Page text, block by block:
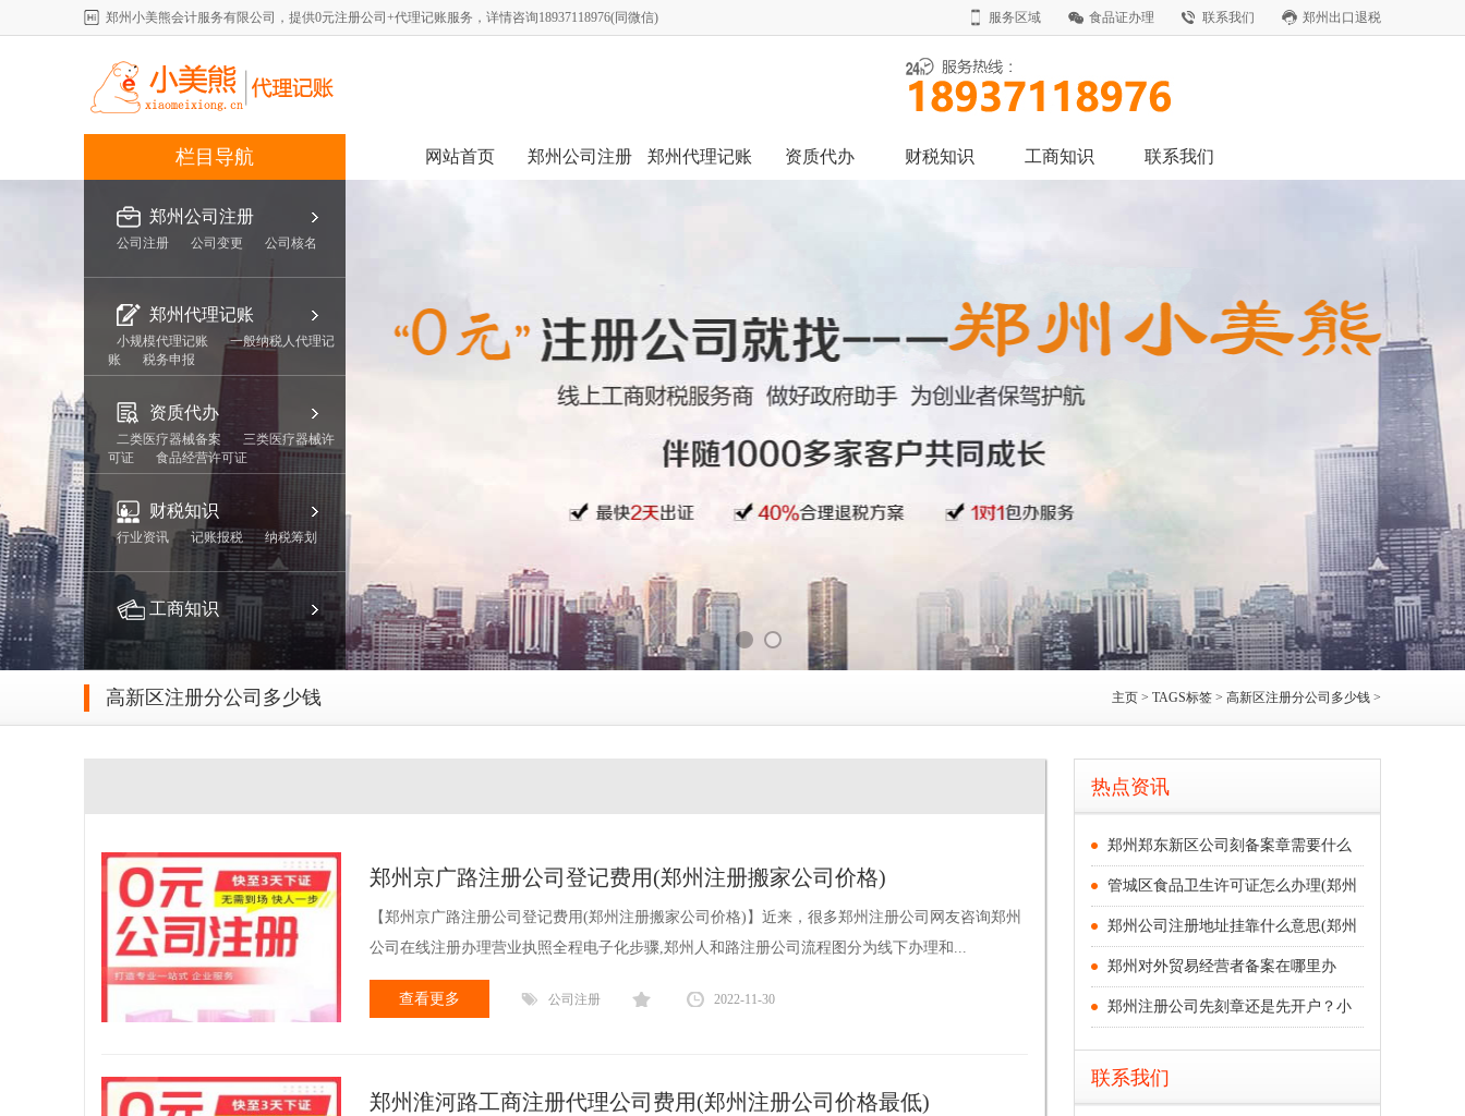
郑州小美熊会计服务有限公司，提供0元注册公司+代理记账服务，详情咨询18937118976(同微信) 服务区域 食品证办理 联系我们 郑州出口退税
栏目导航 网站首页 郑州公司注册 郑州代理记账 资质代办 财税知识 工商知识 联系我们
郑州公司注册
公司注册 公司变更 公司核名
郑州代理记账
小规模代理记账
一般纳税人代理记
账
税务申报
资质代办
二类医疗器械备案
三类医疗器械许
可证
食品经营许可证
财税知识
行业资讯 记账报税 纳税筹划
工商知识
高新区注册分公司多少钱 主页 > TAGS标签 > 高新区注册分公司多少钱 >
郑州京广路注册公司登记费用(郑州注册搬家公司价格)
【郑州京广路注册公司登记费用(郑州注册搬家公司价格)】近来，很多郑州注册公司网友咨询郑州
公司在线注册办理营业执照全程电子化步骤,郑州人和路注册公司流程图分为线下办理和...
查看更多 公司注册 2022-11-30
郑州淮河路工商注册代理公司费用(郑州注册公司价格最低)
热点资讯
郑州郑东新区公司刻备案章需要什么
管城区食品卫生许可证怎么办理(郑州
郑州公司注册地址挂靠什么意思(郑州
郑州对外贸易经营者备案在哪里办
郑州注册公司先刻章还是先开户？小
联系我们